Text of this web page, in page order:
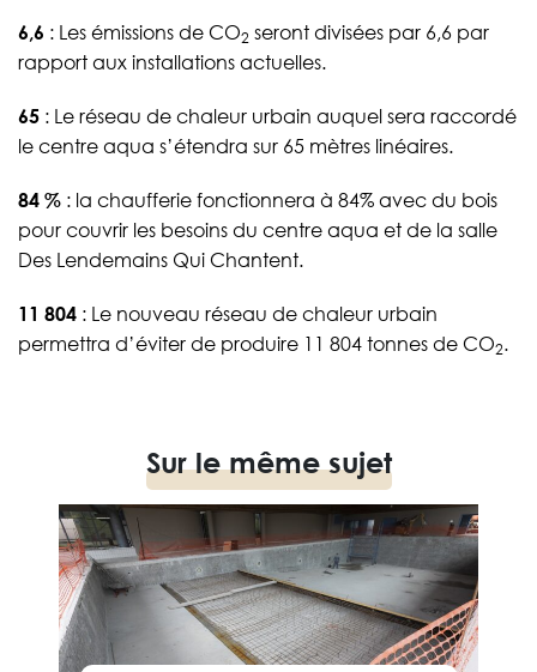
6,6 : Les émissions de CO2 seront divisées par 6,6 par
rapport aux installations actuelles.
65 : Le réseau de chaleur urbain auquel sera raccordé
le centre aqua s’étendra sur 65 mètres linéaires.
84 % : la chaufferie fonctionnera à 84% avec du bois
pour couvrir les besoins du centre aqua et de la salle
Des Lendemains Qui Chantent.
11 804 : Le nouveau réseau de chaleur urbain
permettra d’éviter de produire 11 804 tonnes de CO2.
Sur le même sujet